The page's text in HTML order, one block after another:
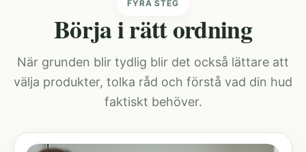
FYRA STEG
Börja i rätt ordning
När grunden blir tydlig blir det också lättare att
välja produkter, tolka råd och förstå vad din hud
faktiskt behöver.